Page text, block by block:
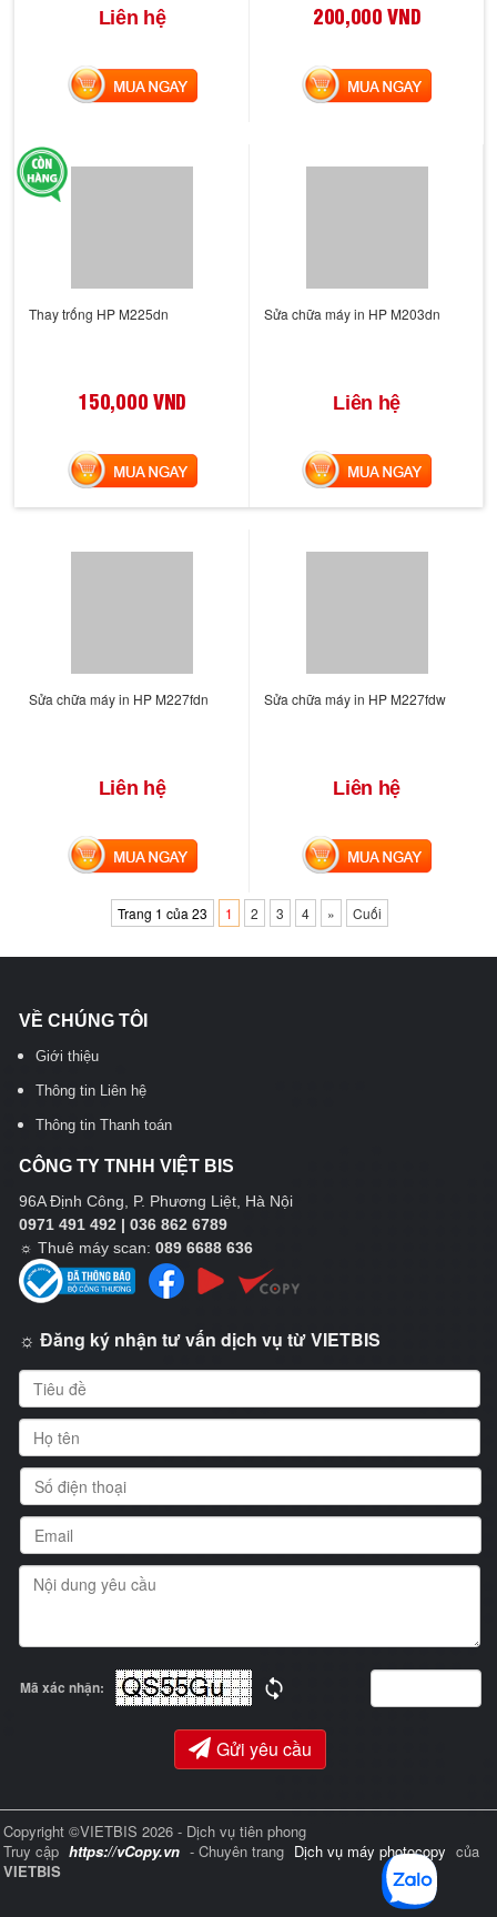
Liên hệ
MUA NGAY
200,000 VND
MUA NGAY
Thay trống HP M225dn
150,000 VND
MUA NGAY
Sửa chữa máy in HP M203dn
Liên hệ
MUA NGAY
Sửa chữa máy in HP M227fdn
Liên hệ
MUA NGAY
Sửa chữa máy in HP M227fdw
Liên hệ
MUA NGAY
Trang 1 của 23 1 2 3 4 » Cuối
VỀ CHÚNG TÔI
Giới thiệu
Thông tin Liên hệ
Thông tin Thanh toán
CÔNG TY TNHH VIỆT BIS
96A Định Công, P. Phương Liệt, Hà Nội
0971 491 492 | 036 862 6789
☼ Thuê máy scan: 089 6688 636
☼ Đăng ký nhận tư vấn dịch vụ từ VIETBIS
Mã xác nhận:
Gửi yêu cầu
Copyright ©VIETBIS 2026 - Dịch vụ tiên phong
Truy cập https://vCopy.vn - Chuyên trang Dịch vụ máy photocopy của
VIETBIS